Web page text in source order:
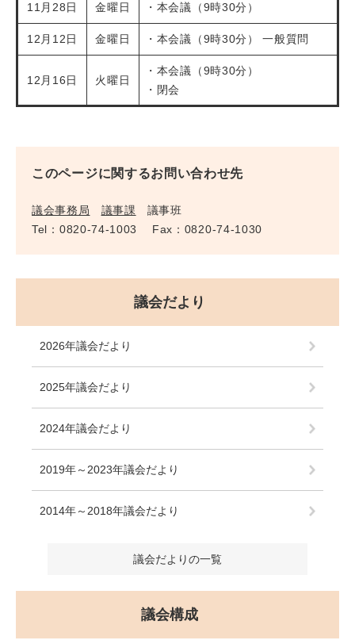
11月28日 金曜日 ・本会議（9時30分）
12月12日 金曜日 ・本会議（9時30分） 一般質問
12月16日 火曜日
・本会議（9時30分）
・閉会
このページに関するお問い合わせ先
議会事務局 議事課
議事班
Tel：0820-74-1003
Fax：0820-74-1030
議会だより
2026年議会だより
2025年議会だより
2024年議会だより
2019年～2023年議会だより
2014年～2018年議会だより
議会だよりの一覧
議会構成